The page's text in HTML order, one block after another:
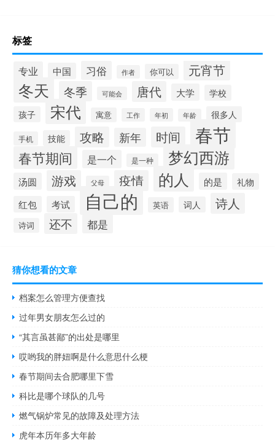
标签
专业 中国 习俗 作者 你可以 元宵节
冬天 冬季 可能会 唐代 大学
学校
孩子
宋代 寓意 工作 年初 年龄 很多人
手机 技能 攻略 新年 时间 春节
春节期间 是一个 是一种 梦幻西游
汤圆 游戏 父母 疫情 的人 的是
礼物
红包
考试 自己的 英语 词人 诗人
诗词 还不 都是
猜你想看的文章
档案怎么管理方便查找
过年男女朋友怎么过的
“其言虽甚鄙”的出处是哪里
哎哟我的胖妞啊是什么意思什么梗
春节期间去合肥哪里下雪
科比是哪个球队的几号
燃气锅炉常见的故障及处理方法
虎年本历年多大年龄